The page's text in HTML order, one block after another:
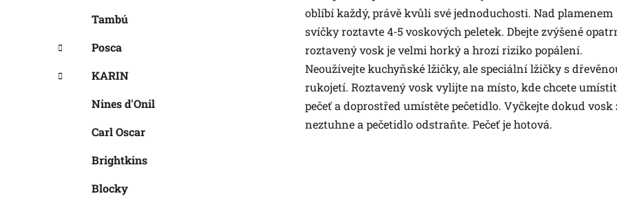
Tambú
Posca
KARIN
Nines d'Onil
Carl Oscar
Brightkins
Blocky
oblíbí každý, právě kvůli své jednoduchosti. Nad plamenem
svíčky roztavte 4-5 voskových peletek. Dbejte zvýšené
roztavený vosk je velmi horký a hrozí riziko popálení.
Neoužívejte kuchyňské lžičky, ale speciální lžičky s
rukojetí. Roztavený vosk vylijte na místo, kde chcete umístit
pečeť a doprostřed umístěte pečetidlo. Vyčkejte dokud vosk
neztuhne a pečetidlo odstraňte. Pečeť je hotová.